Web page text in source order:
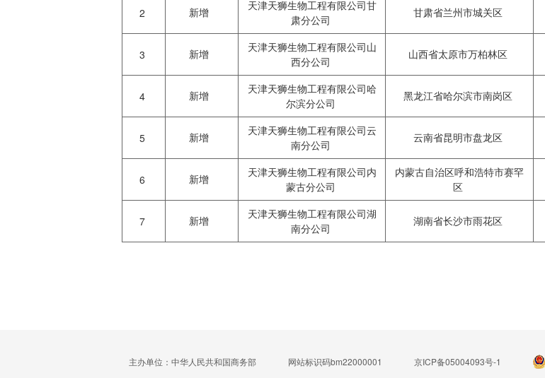
2 新增
天津天狮生物工程有限公司甘
肃分公司
甘肃省兰州市城关区
3 新增
天津天狮生物工程有限公司山
西分公司
山西省太原市万柏林区
4 新增
天津天狮生物工程有限公司哈
尔滨分公司
黑龙江省哈尔滨市南岗区
5 新增
天津天狮生物工程有限公司云
南分公司
云南省昆明市盘龙区
6 新增
天津天狮生物工程有限公司内
蒙古分公司
内蒙古自治区呼和浩特市赛罕
区
7 新增
天津天狮生物工程有限公司湖
南分公司
湖南省长沙市雨花区
主办单位：中华人民共和国商务部 网站标识码bm22000001 京ICP备05004093号-1